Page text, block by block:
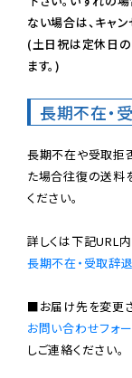
ない場合は、キャ
(土日祝は定休日
ます。)
長期不在・
長期不在や受取拒
た場合往復の送料
ください。
長期不在・受取辞
お問い合わせフォー
しご連絡ください。